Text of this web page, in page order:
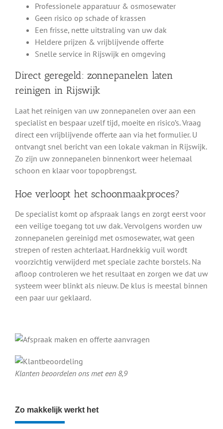
Professionele apparatuur & osmosewater
Geen risico op schade of krassen
Een frisse, nette uitstraling van uw dak
Heldere prijzen & vrijblijvende offerte
Snelle service in Rijswijk en omgeving
Direct geregeld: zonnepanelen laten
reinigen in Rijswijk
Laat het reinigen van uw zonnepanelen over aan een
specialist en bespaar uzelf tijd, moeite en risico’s. Vraag
direct een vrijblijvende offerte aan via het formulier. U
ontvangt snel bericht van een lokale vakman in Rijswijk.
Zo zijn uw zonnepanelen binnenkort weer helemaal
schoon en klaar voor topopbrengst.
Hoe verloopt het schoonmaakproces?
De specialist komt op afspraak langs en zorgt eerst voor
een veilige toegang tot uw dak. Vervolgens worden uw
zonnepanelen gereinigd met osmosewater, wat geen
strepen of resten achterlaat. Hardnekkig vuil wordt
voorzichtig verwijderd met speciale zachte borstels. Na
afloop controleren we het resultaat en zorgen we dat uw
systeem weer blinkt als nieuw. De klus is meestal binnen
een paar uur geklaard.
Klanten beoordelen ons met een 8,9
Zo makkelijk werkt het